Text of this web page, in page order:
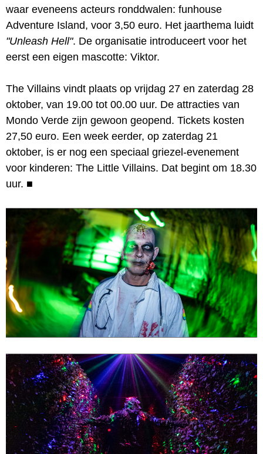
waar eveneens acteurs ronddwalen: funhouse
Adventure Island, voor 3,50 euro. Het jaarthema luidt
"Unleash Hell". De organisatie introduceert voor het
eerst een eigen mascotte: Viktor.
The Villains vindt plaats op vrijdag 27 en zaterdag 28
oktober, van 19.00 tot 00.00 uur. De attracties van
Mondo Verde zijn gewoon geopend. Tickets kosten
27,50 euro. Een week eerder, op zaterdag 21
oktober, is er nog een speciaal griezel-evenement
voor kinderen: The Little Villains. Dat begint om 18.30
uur. ■